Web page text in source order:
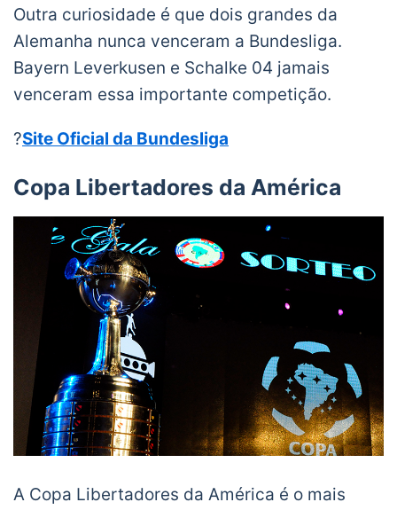
Outra curiosidade é que dois grandes da
Alemanha nunca venceram a Bundesliga.
Bayern Leverkusen e Schalke 04 jamais
venceram essa importante competição.
?Site Oficial da Bundesliga
Copa Libertadores da América
A Copa Libertadores da América é o mais